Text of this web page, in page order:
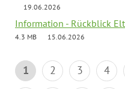
19.06.2026
Information - Rückblick
4.3 MB
15.06.2026
1 2 3 4